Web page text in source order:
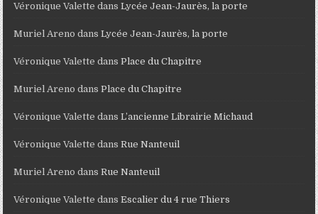
Véronique Valette dansLycée Jean-Jaurès, la porte
Muriel Areno dansLycée Jean-Jaurès, la porte
Véronique Valette dansPlace du Chapitre
Muriel Areno dansPlace du Chapitre
Véronique Valette dansL’ancienne Librairie Michaud
Véronique Valette dansRue Nanteuil
Muriel Areno dansRue Nanteuil
Véronique Valette dansEscalier du 4 rue Thiers